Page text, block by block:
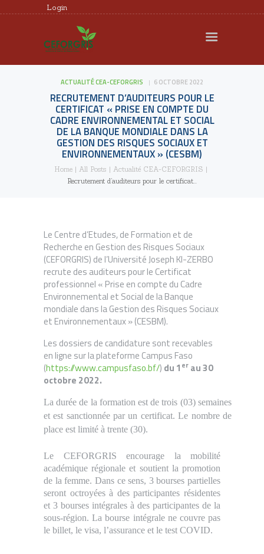
Login
ACTUALITÉ CEA-CEFORGRIS 6 OCTOBRE 2022
RECRUTEMENT D’AUDITEURS POUR LE
CERTIFICAT « PRISE EN COMPTE DU
CADRE ENVIRONNEMENTAL ET SOCIAL
DE LA BANQUE MONDIALE DANS LA
GESTION DES RISQUES SOCIAUX ET
ENVIRONNEMENTAUX » (CESBM)
Home All Posts
Actualité CEA-CEFORGRIS
Recrutement d’auditeurs pour le certificat...
CEFORGRIS
MEMBRES
RECHERCHE
FORMATION
EXPERTISE
DOCUMENTS UTILES
AGENDA
Le Centre d’Etudes, de Formation et de
Recherche en Gestion des Risques Sociaux
(CEFORGRIS) de l’Université Joseph KI-ZERBO
recrute des auditeurs pour le Certificat
professionnel « Prise en compte du Cadre
Environnemental et Social de la Banque
mondiale dans la Gestion des Risques Sociaux
et Environnementaux » (CESBM).
Les dossiers de candidature sont recevables
en ligne sur la plateforme Campus Faso
(https://www.campusfaso.bf/) du 1 er au 30
octobre 2022.
La durée de la formation est de trois (03) semaines
et est sanctionnée par un certificat. Le nombre de
place est limité à trente (30).
Le CEFORGRIS encourage la mobilité
académique régionale et soutient la promotion
de la femme. Dans ce sens, 3 bourses partielles
seront octroyées à des participantes résidentes
et 3 bourses intégrales à des participantes de la
sous-région. La bourse intégrale ne couvre pas
le billet, le visa, l’assurance et le test COVID.